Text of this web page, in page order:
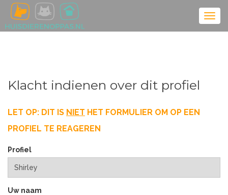
Klacht indienen over dit profiel
LET OP: DIT IS NIET HET FORMULIER OM OP EEN
PROFIEL TE REAGEREN
Profiel
Uw naam